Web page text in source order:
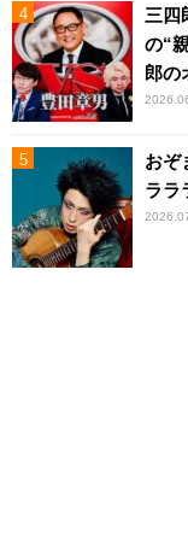
三四
の“
郎の
おぞ
ララ